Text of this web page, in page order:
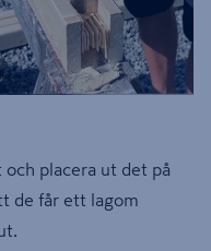
placera ut det på
de får ett lagom